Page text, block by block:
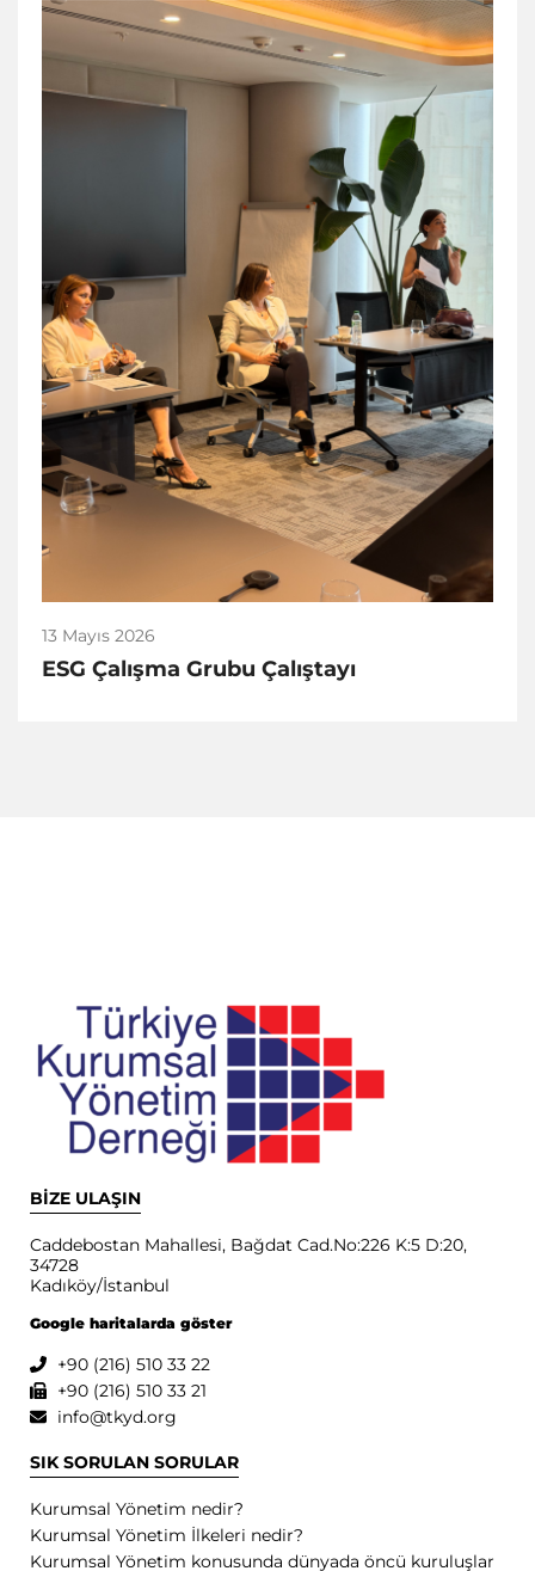
13 Mayıs 2026
ESG Çalışma Grubu Çalıştayı
BİZE ULAŞIN
Caddebostan Mahallesi, Bağdat Cad.No:226 K:5 D:20,
34728
Kadıköy/İstanbul
Google haritalarda göster
+90 (216) 510 33 22
+90 (216) 510 33 21
info@tkyd.org
SIK SORULAN SORULAR
Kurumsal Yönetim nedir?
Kurumsal Yönetim İlkeleri nedir?
Kurumsal Yönetim konusunda dünyada öncü kuruluşlar